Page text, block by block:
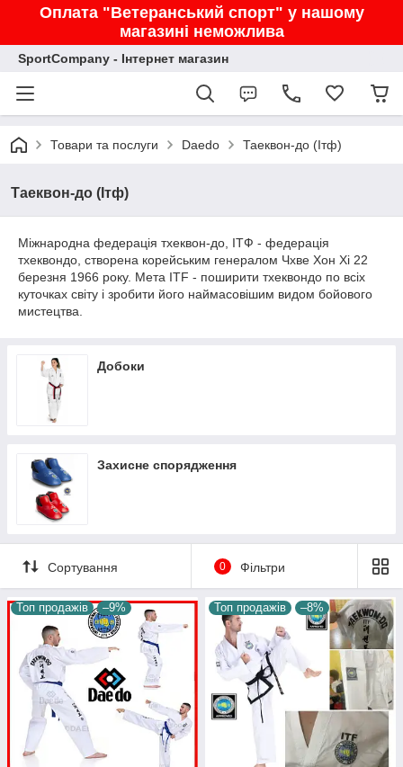
Оплата "Ветеранський спорт" у нашому
магазині неможлива
SportCompany - Інтернет магазин
Товари та послуги Daedo Таеквон-до (Ітф)
Таеквон-до (Ітф)
Міжнародна федерація тхеквон-до, ІТФ - федерація
тхеквондо, створена корейським генералом Чхве Хон Хі 22
березня 1966 року. Мета ITF - поширити тхеквондо по всіх
куточках світу і зробити його наймасовішим видом бойового
мистецтва.
Добоки
Захисне спорядження
Сортування 0 Фільтри
Топ продажів –9% Топ продажів –8%